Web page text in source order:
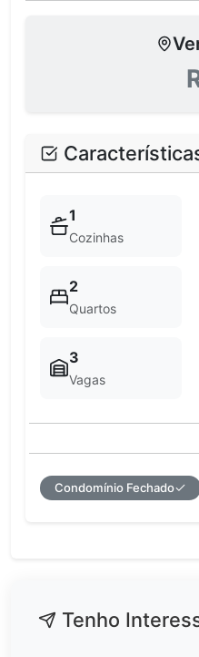
1
Cozinhas
2
Quartos
3
Vagas
Condomínio Fechado
Tenho